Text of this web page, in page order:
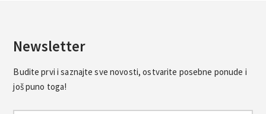
Newsletter
Budite prvi i saznajte sve novosti, ostvarite posebne ponude i
još puno toga!